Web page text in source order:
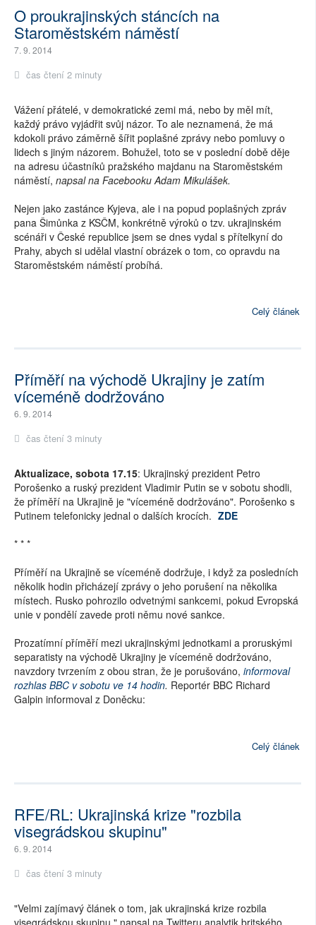
O proukrajinských stáncích na
Staroměstském náměstí
7. 9. 2014
čas čtení 2 minuty
Vážení přátelé, v demokratické zemi má, nebo by měl mít,
každý právo vyjádřit svůj názor. To ale neznamená, že má
kdokoli právo záměrně šířit poplašné zprávy nebo pomluvy o
lidech s jiným názorem. Bohužel, toto se v poslední době děje
na adresu účastníků pražského majdanu na Staroměstském
náměstí, napsal na Facebooku Adam Mikulášek.
Nejen jako zastánce Kyjeva, ale i na popud poplašných zpráv
pana Šimůnka z KSČM, konkrétně výroků o tzv. ukrajinském
scénáři v České republice jsem se dnes vydal s přítelkyní do
Prahy, abych si udělal vlastní obrázek o tom, co opravdu na
Staroměstském náměstí probíhá.
Celý článek
Příměří na východě Ukrajiny je zatím
víceméně dodržováno
6. 9. 2014
čas čtení 3 minuty
Aktualizace, sobota 17.15: Ukrajinský prezident Petro
Porošenko a ruský prezident Vladimir Putin se v sobotu shodli,
že příměří na Ukrajině je "víceméně dodržováno". Porošenko s
Putinem telefonicky jednal o dalších krocích. ZDE
* * *
Příměří na Ukrajině se víceméně dodržuje, i když za posledních
několik hodin přicházejí zprávy o jeho porušení na několika
místech. Rusko pohrozilo odvetnými sankcemi, pokud Evropská
unie v pondělí zavede proti němu nové sankce.
Prozatímní příměří mezi ukrajinskými jednotkami a proruskými
separatisty na východě Ukrajiny je víceméně dodržováno,
navzdory tvrzením z obou stran, že je porušováno, informoval
rozhlas BBC v sobotu ve 14 hodin. Reportér BBC Richard
Galpin informoval z Doněcku:
Celý článek
RFE/RL: Ukrajinská krize "rozbila
visegrádskou skupinu"
6. 9. 2014
čas čtení 3 minuty
"Velmi zajímavý článek o tom, jak ukrajinská krize rozbila
visegrádskou skupinu," napsal na Twitteru analytik britského